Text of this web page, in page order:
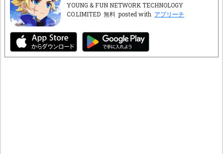
YOUNG & FUN NETWORK TECHNOLOGY
CO.LIMITED 無料 posted with アプリーチ